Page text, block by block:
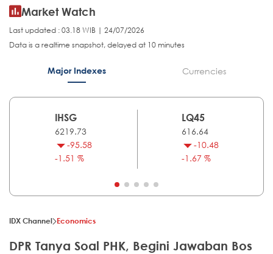
Market Watch
Last updated : 03.18 WIB | 24/07/2026
Data is a realtime snapshot, delayed at 10 minutes
Major Indexes Currencies
IHSG
6219.73
-95.58
-1.51 %
LQ45
616.64
-10.48
-1.67 %
IDX Channel Economics
DPR Tanya Soal PHK, Begini Jawaban Bos